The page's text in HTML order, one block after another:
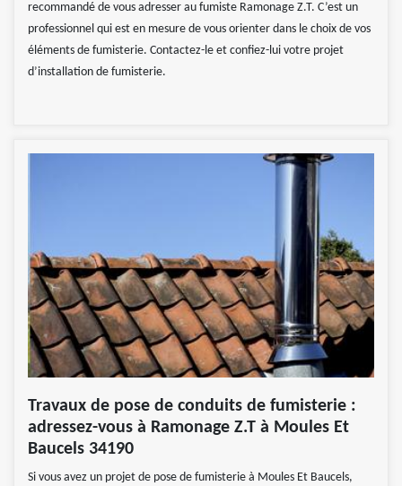
recommandé de vous adresser au fumiste Ramonage Z.T. C’est un
professionnel qui est en mesure de vous orienter dans le choix de vos
éléments de fumisterie. Contactez-le et confiez-lui votre projet
d’installation de fumisterie.
Travaux de pose de conduits de fumisterie :
adressez-vous à Ramonage Z.T à Moules Et
Baucels 34190
Si vous avez un projet de pose de fumisterie à Moules Et Baucels,